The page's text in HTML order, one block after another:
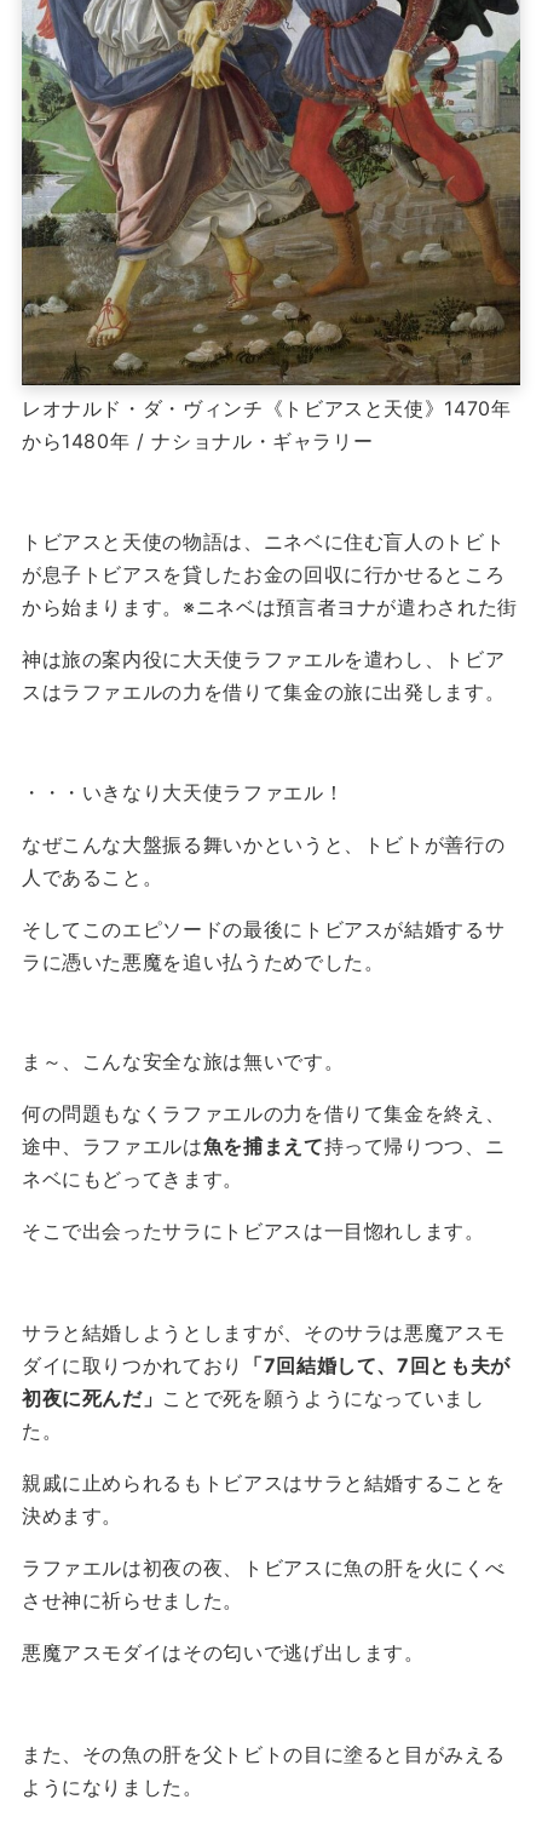
レオナルド・ダ・ヴィンチ《トビアスと天使》1470年
から1480年 / ナショナル・ギャラリー
トビアスと天使の物語は、ニネベに住む盲人のトビト
が息子トビアスを貸したお金の回収に行かせるところ
から始まります。※ニネベは預言者ヨナが遣わされた街
神は旅の案内役に大天使ラファエルを遣わし、トビア
スはラファエルの力を借りて集金の旅に出発します。
・・・いきなり大天使ラファエル！
なぜこんな大盤振る舞いかというと、トビトが善行の
人であること。
そしてこのエピソードの最後にトビアスが結婚するサ
ラに憑いた悪魔を追い払うためでした。
ま～、こんな安全な旅は無いです。
何の問題もなくラファエルの力を借りて集金を終え、
途中、ラファエルは魚を捕まえて持って帰りつつ、ニ
ネベにもどってきます。
そこで出会ったサラにトビアスは一目惚れします。
サラと結婚しようとしますが、そのサラは悪魔アスモ
ダイに取りつかれており
「7回結婚して、7回とも夫が
初夜に死んだ」 ことで死を願うようになっていまし
た。
親戚に止められるもトビアスはサラと結婚することを
決めます。
ラファエルは初夜の夜、トビアスに魚の肝を火にくべ
させ神に祈らせました。
悪魔アスモダイはその匂いで逃げ出します。
また、その魚の肝を父トビトの目に塗ると目がみえる
ようになりました。